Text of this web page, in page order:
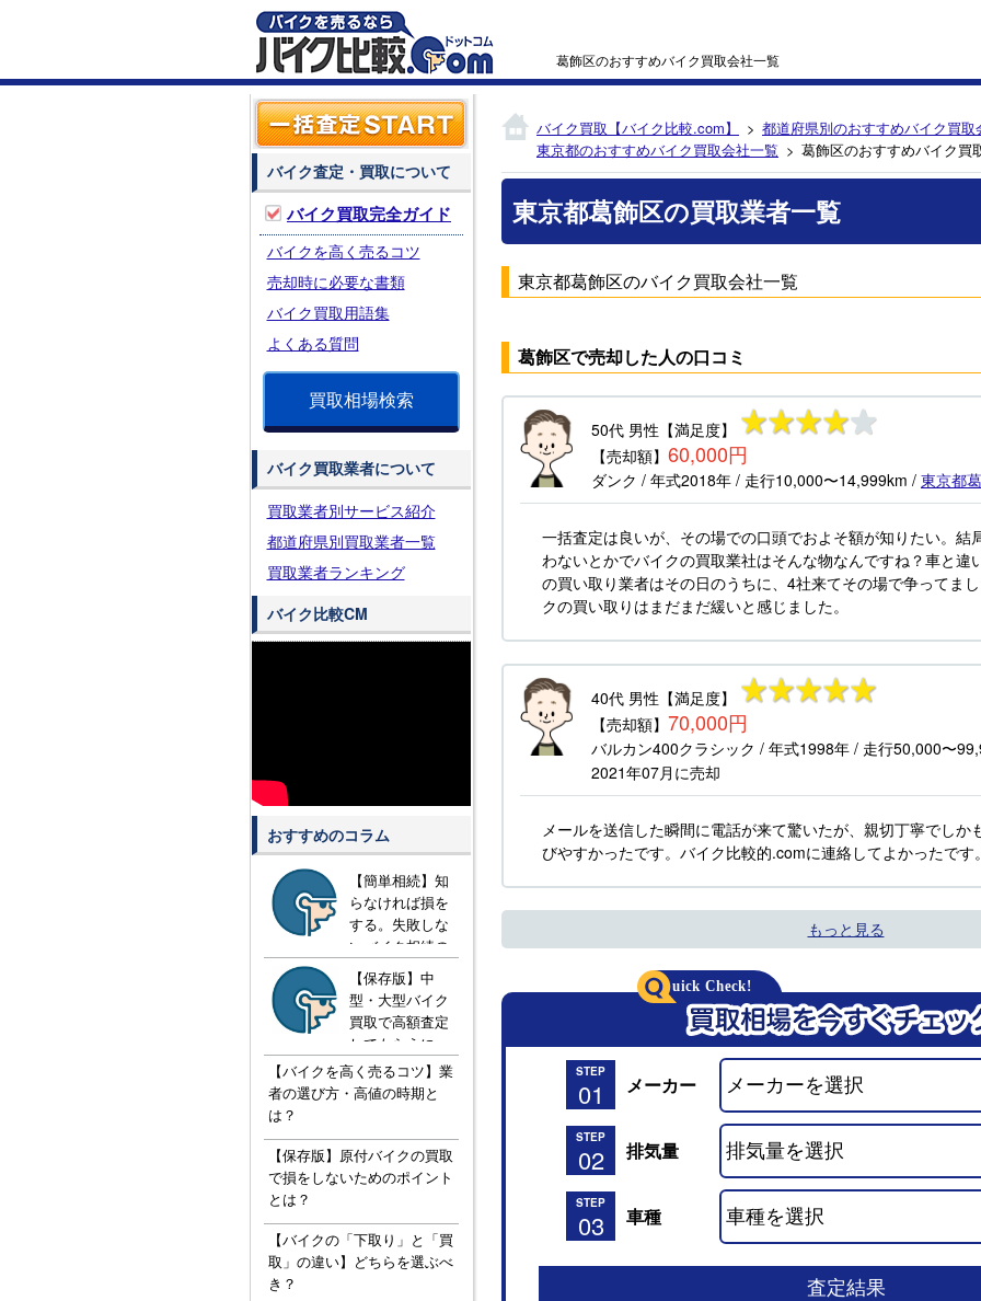
葛飾区のおすすめバイク買取会社一覧
バイク買取【バイク比較.com】
都道府県別のおすすめバイク買取
東京都のおすすめバイク買取会社一覧
葛飾区のおすすめバイク買
東京都葛飾区の買取業者一覧
東京都葛飾区のバイク買取会社一覧
葛飾区で売却した人の口コミ
50代 男性 【満足度】
【売却額】 60,000円
ダンク / 年式2018年 / 走行10,000〜14,999km / 東京都
一括査定は良いが、その場での口頭でおよそ額が知りたい。結
わないとかでバイクの買取業社はそんな物なんですね？車と違
の買い取り業者はその日のうちに、4社来てその場で争ってま
クの買い取りはまだまだ緩いと感じました。
40代 男性 【満足度】
【売却額】 70,000円
バルカン400クラシック / 年式1998年 / 走行50,000〜
2021年07月 に売却
メールを送信した瞬間に電話が来て驚いたが、親切丁寧でしか
びやすかったです。バイク比較的.comに連絡してよかったです
もっと見る
STEP
01 メーカー
STEP
02 排気量
STEP
03 車種
査定結果
バイク査定・買取について
バイク買取完全ガイド
バイクを高く売るコツ
売却時に必要な書類
バイク買取用語集
よくある質問
買取相場検索
バイク買取業者について
買取業者別サービス紹介
都道府県別買取業者一覧
買取業者ランキング
バイク比較CM
おすすめのコラム
【簡単相続】知
らなければ損を
する。失敗しな
いバイク相続の
方法とは？
【保存版】中
型・大型バイク
買取で高額査定
してもらうに
は！？知ってお
きたい３つの知
【バイクを高く売るコツ】業
者の選び方・高値の時期と
は？
【保存版】原付バイクの買取
で損をしないためのポイント
とは？
【バイクの「下取り」と「買
取」の違い】どちらを選ぶべ
き？